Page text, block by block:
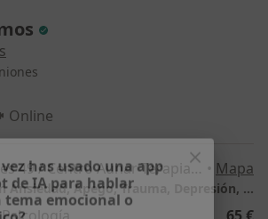
Online
Calle de Cáceres 49 / Centro Aunar Terapias, Madrid • Mapa
Especializado en Ansiedad, Apego, Trauma, Depresión, Duelo, Conflictos relacionales, Estrés y Desarrollo personal.
has usado una app
de IA para hablar